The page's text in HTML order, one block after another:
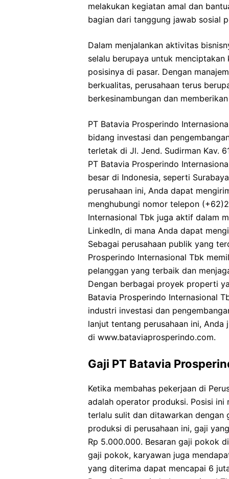
melakukan kegiatan amal dan
bagian dari tanggung jawab sosial
Dalam menjalankan aktivitas
selalu berupaya untuk
posisinya di pasar. Dengan
berkualitas, perusahaan terus
berkesinambungan dan
PT Batavia Prosperindo
bidang investasi dan
terletak di Jl. Jend. Sudirman Kav.
PT Batavia Prosperindo
besar di Indonesia, seperti
perusahaan ini, Anda dapat
menghubungi nomor telepon
Internasional Tbk juga aktif dalam
LinkedIn, di mana Anda dapat
Sebagai perusahaan publik yang
Prosperindo Internasional Tbk
pelanggan yang terbaik dan
Dengan berbagai proyek properti
Batavia Prosperindo Internasional
industri investasi dan
lanjut tentang perusahaan ini,
di www.bataviaprosperindo.com.
Gaji PT Batavia
Ketika membahas pekerjaan di
adalah operator produksi. Posisi
terlalu sulit dan ditawarkan dengan
produksi di perusahaan ini, gaji
Rp 5.000.000. Besaran gaji pokok
gaji pokok, karyawan juga
yang diterima dapat mencapai 6